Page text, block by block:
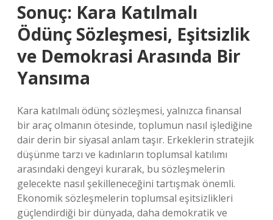
Sonuç: Kara Katılmalı
Ödünç Sözleşmesi, Eşitsizlik
ve Demokrasi Arasında Bir
Yansıma
Kara katılmalı ödünç sözleşmesi, yalnızca finansal
bir araç olmanın ötesinde, toplumun nasıl işlediğine
dair derin bir siyasal anlam taşır. Erkeklerin stratejik
düşünme tarzı ve kadınların toplumsal katılımı
arasındaki dengeyi kurarak, bu sözleşmelerin
gelecekte nasıl şekilleneceğini tartışmak önemli.
Ekonomik sözleşmelerin toplumsal eşitsizlikleri
güçlendirdiği bir dünyada, daha demokratik ve